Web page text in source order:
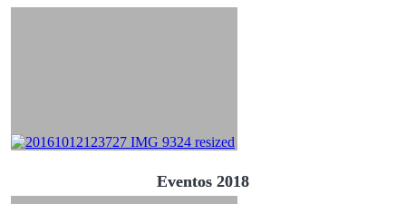
Eventos 2018